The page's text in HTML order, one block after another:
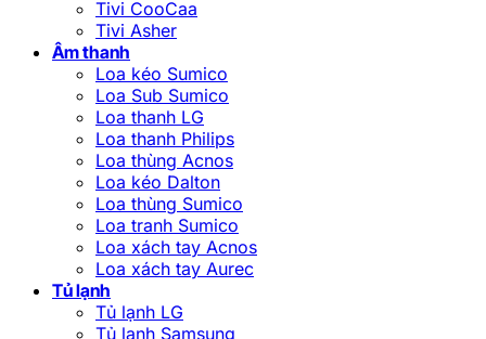
Tivi CooCaa
Tivi Asher
Âm thanh
Loa kéo Sumico
Loa Sub Sumico
Loa thanh LG
Loa thanh Philips
Loa thùng Acnos
Loa kéo Dalton
Loa thùng Sumico
Loa tranh Sumico
Loa xách tay Acnos
Loa xách tay Aurec
Tủ lạnh
Tủ lạnh LG
Tủ lạnh Samsung